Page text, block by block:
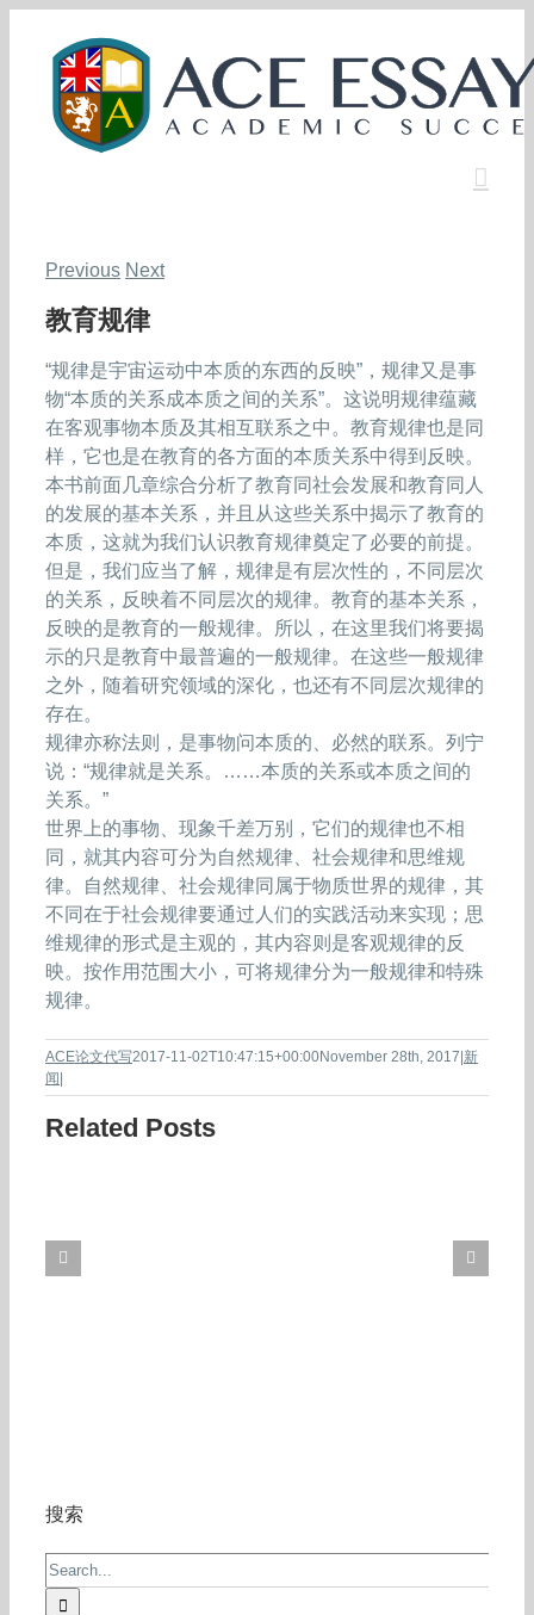
content
Previous Next
教育规律
“规律是宇宙运动中本质的东西的反映”，规律又是事
物“本质的关系成本质之间的关系”。这说明规律蕴藏
在客观事物本质及其相互联系之中。教育规律也是同
样，它也是在教育的各方面的本质关系中得到反映。
本书前面几章综合分析了教育同社会发展和教育同人
的发展的基本关系，并且从这些关系中揭示了教育的
本质，这就为我们认识教育规律奠定了必要的前提。
但是，我们应当了解，规律是有层次性的，不同层次
的关系，反映着不同层次的规律。教育的基本关系，
反映的是教育的一般规律。所以，在这里我们将要揭
示的只是教育中最普遍的一般规律。在这些一般规律
之外，随着研究领域的深化，也还有不同层次规律的
存在。
规律亦称法则，是事物问本质的、必然的联系。列宁
说：“规律就是关系。……本质的关系或本质之间的
关系。”
世界上的事物、现象千差万别，它们的规律也不相
同，就其内容可分为自然规律、社会规律和思维规
律。自然规律、社会规律同属于物质世界的规律，其
不同在于社会规律要通过人们的实践活动来实现；思
维规律的形式是主观的，其内容则是客观规律的反
映。按作用范围大小，可将规律分为一般规律和特殊
规律。
ACE论文代写2017-11-02T10:47:15+00:00November 28th, 2017|新
闻|
Related Posts
搜索
Search
for: